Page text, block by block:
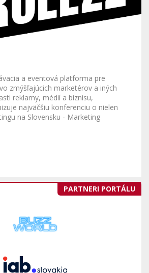
a eventová platforma pre
zmýšľajúcich marketérov a iných
reklamy, médií a biznisu,
najväčšiu konferenciu o nielen
na Slovensku - Marketing
PARTNERI PORTÁLU